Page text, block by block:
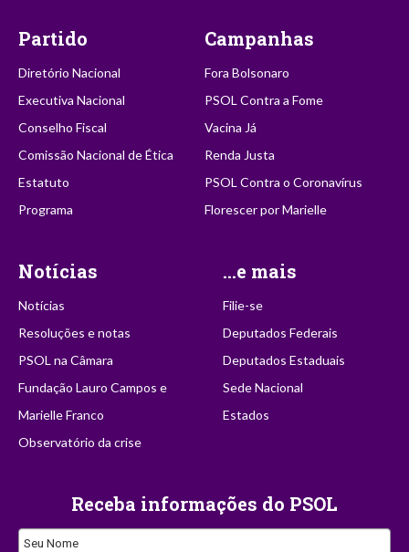
Partido
Diretório Nacional
Executiva Nacional
Conselho Fiscal
Comissão Nacional de Ética
Estatuto
Programa
Campanhas
Fora Bolsonaro
PSOL Contra a Fome
Vacina Já
Renda Justa
PSOL Contra o Coronavírus
Florescer por Marielle
Notícias
Notícias
Resoluções e notas
PSOL na Câmara
Fundação Lauro Campos e
Marielle Franco
Observatório da crise
...e mais
Filie-se
Deputados Federais
Deputados Estaduais
Sede Nacional
Estados
Receba informações do PSOL
Seu Nome